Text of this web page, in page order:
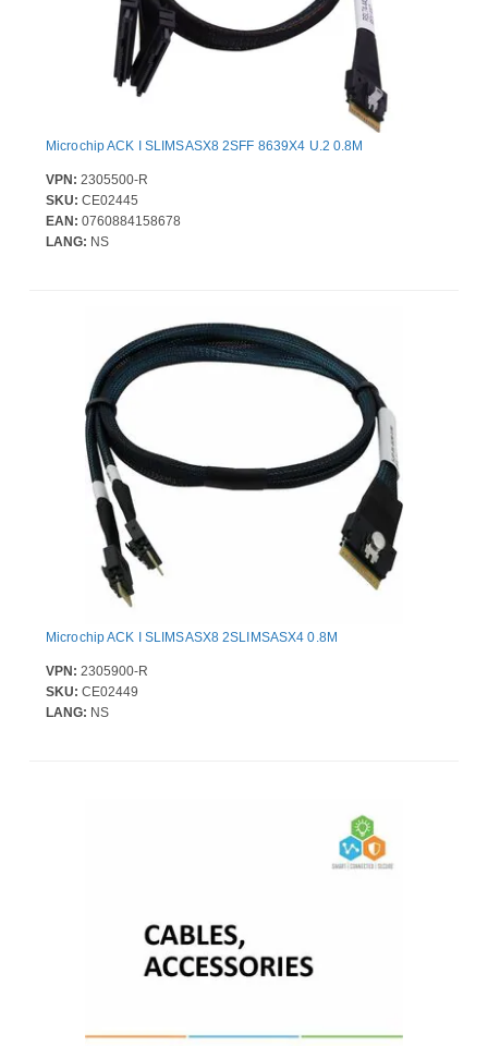
Microchip ACK I SLIMSASX8 2SFF 8639X4 U.2 0.8M
VPN: 2305500-R
SKU: CE02445
EAN: 0760884158678
LANG: NS
Microchip ACK I SLIMSASX8 2SLIMSASX4 0.8M
VPN: 2305900-R
SKU: CE02449
LANG: NS